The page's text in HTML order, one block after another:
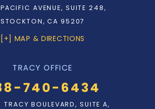
AVENUE, SUITE 248,
STOCKTON, CA 95207
[+] MAP & DIRECTIONS
TRACY OFFICE
740-6434
TRACY BOULEVARD, SUITE A,